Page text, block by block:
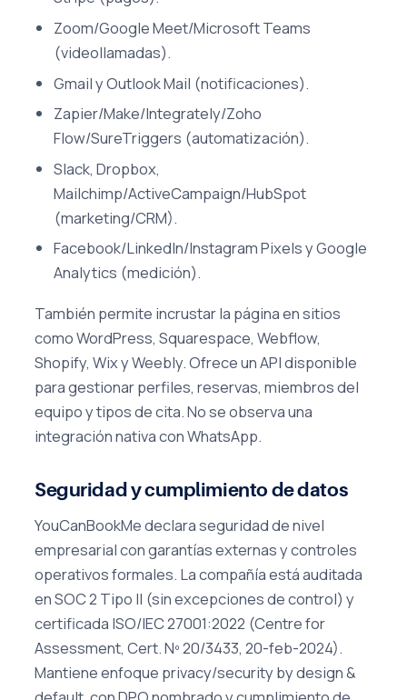
Zoom/Google Meet/Microsoft Teams
(videollamadas).
Gmail y Outlook Mail (notificaciones).
Zapier/Make/Integrately/Zoho
Flow/SureTriggers (automatización).
Slack, Dropbox,
Mailchimp/ActiveCampaign/HubSpot
(marketing/CRM).
Facebook/LinkedIn/Instagram Pixels y Google
Analytics (medición).
También permite incrustar la página en sitios
como WordPress, Squarespace, Webflow,
Shopify, Wix y Weebly. Ofrece un API disponible
para gestionar perfiles, reservas, miembros del
equipo y tipos de cita. No se observa una
integración nativa con WhatsApp.
Seguridad y cumplimiento de datos
YouCanBookMe declara seguridad de nivel
empresarial con garantías externas y controles
operativos formales. La compañía está auditada
en SOC 2 Tipo II (sin excepciones de control) y
certificada ISO/IEC 27001:2022 (Centre for
Assessment, Cert. Nº 20/3433, 20-feb-2024).
Mantiene enfoque privacy/security by design &